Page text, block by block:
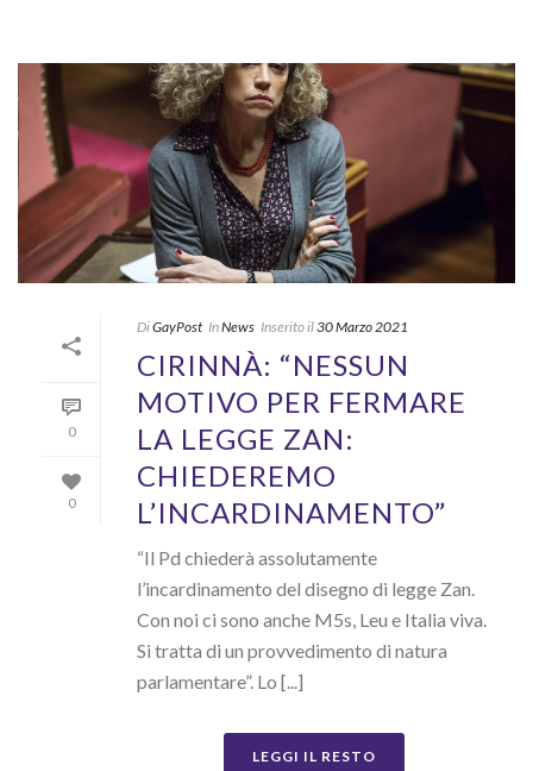
0
0
DiGayPost InNews Inserito il30 Marzo 2021
CIRINNÀ: “NESSUN
MOTIVO PER FERMARE
LA LEGGE ZAN:
CHIEDEREMO
L’INCARDINAMENTO”
“Il Pd chiederà assolutamente
l’incardinamento del disegno di legge Zan.
Con noi ci sono anche M5s, Leu e Italia viva.
Si tratta di un provvedimento di natura
parlamentare”. Lo [...]
LEGGI IL RESTO